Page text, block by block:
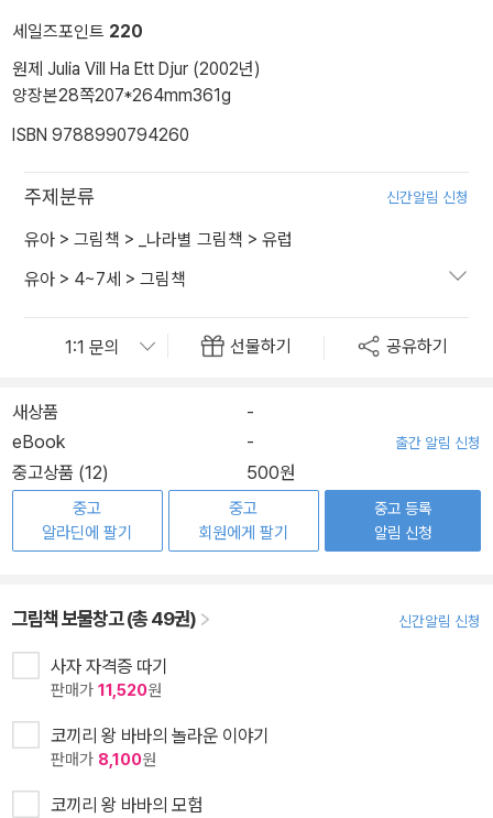
세일즈포인트 220
원제 Julia Vill Ha Ett Djur (2002년)
양장본28쪽207*264mm361g
ISBN 9788990794260
주제분류 신간알림 신청
유아 > 그림책 > _나라별 그림책 > 유럽
유아 > 4~7세 > 그림책
선물하기 공유하기
새상품
-
eBook
- 출간 알림 신청
중고상품 (12) 500원
중고
알라딘에 팔기
중고
회원에게 팔기
중고 등록
알림 신청
그림책 보물창고 (총 49권) 신간알림 신청
사자 자격증 따기
판매가 11,520원
코끼리 왕 바바의 놀라운 이야기
판매가 8,100원
코끼리 왕 바바의 모험